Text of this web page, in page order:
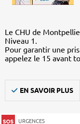
Le CHU de
Niveau 1.
Pour garantir une
appelez le 15 avant
EN SAVOIR PLUS
URGENCES